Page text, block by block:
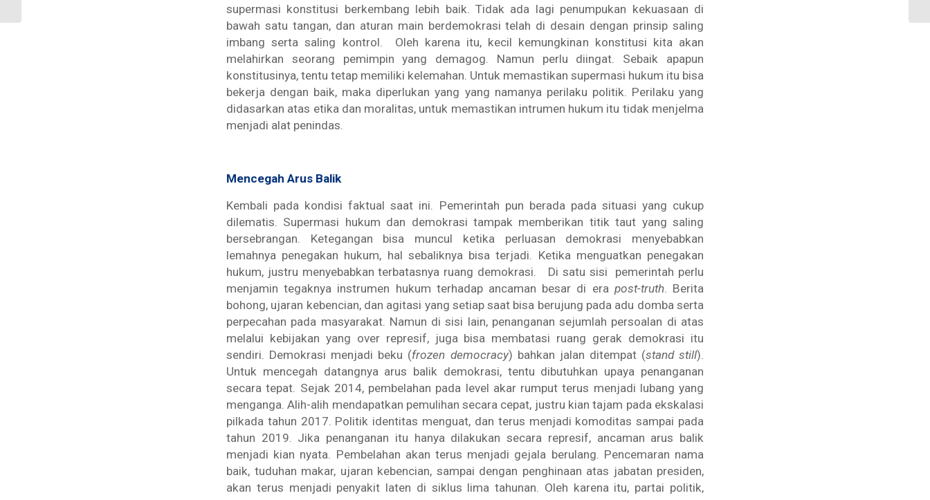
supermasi konstitusi berkembang lebih baik. Tidak ada lagi penumpukan kekuasaan di
bawah satu tangan, dan aturan main berdemokrasi telah di desain dengan prinsip saling
imbang serta saling kontrol. Oleh karena itu, kecil kemungkinan konstitusi kita akan
melahirkan seorang pemimpin yang demagog. Namun perlu diingat. Sebaik apapun
konstitusinya, tentu tetap memiliki kelemahan. Untuk memastikan supermasi hukum itu bisa
bekerja dengan baik, maka diperlukan yang yang namanya perilaku politik. Perilaku yang
didasarkan atas etika dan moralitas, untuk memastikan intrumen hukum itu tidak menjelma
menjadi alat penindas.
Mencegah Arus Balik
Kembali pada kondisi faktual saat ini. Pemerintah pun berada pada situasi yang cukup
dilematis. Supermasi hukum dan demokrasi tampak memberikan titik taut yang saling
bersebrangan. Ketegangan bisa muncul ketika perluasan demokrasi menyebabkan
lemahnya penegakan hukum, hal sebaliknya bisa terjadi. Ketika menguatkan penegakan
hukum, justru menyebabkan terbatasnya ruang demokrasi. Di satu sisi pemerintah perlu
menjamin tegaknya instrumen hukum terhadap ancaman besar di era post-truth. Berita
bohong, ujaran kebencian, dan agitasi yang setiap saat bisa berujung pada adu domba serta
perpecahan pada masyarakat. Namun di sisi lain, penanganan sejumlah persoalan di atas
melalui kebijakan yang over represif, juga bisa membatasi ruang gerak demokrasi itu
sendiri. Demokrasi menjadi beku (frozen democracy) bahkan jalan ditempat (stand still).
Untuk mencegah datangnya arus balik demokrasi, tentu dibutuhkan upaya penanganan
secara tepat. Sejak 2014, pembelahan pada level akar rumput terus menjadi lubang yang
menganga. Alih-alih mendapatkan pemulihan secara cepat, justru kian tajam pada ekskalasi
pilkada tahun 2017. Politik identitas menguat, dan terus menjadi komoditas sampai pada
tahun 2019. Jika penanganan itu hanya dilakukan secara represif, ancaman arus balik
menjadi kian nyata. Pembelahan akan terus menjadi gejala berulang. Pencemaran nama
baik, tuduhan makar, ujaran kebencian, sampai dengan penghinaan atas jabatan presiden,
akan terus menjadi penyakit laten di siklus lima tahunan. Oleh karena itu, partai politik,